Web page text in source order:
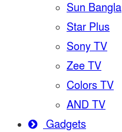
Sun Bangla
Star Plus
Sony TV
Zee TV
Colors TV
AND TV
Gadgets